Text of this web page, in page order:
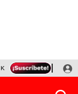
KENJI FUJIMORI